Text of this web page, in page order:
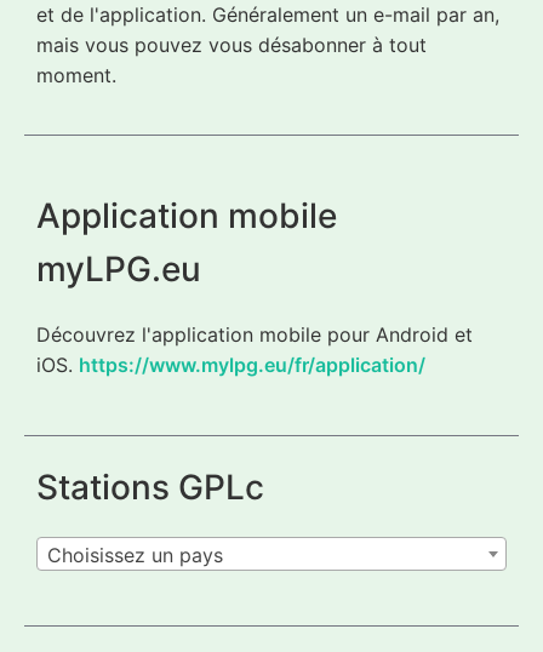
et de l'application. Généralement un e-mail par an,
mais vous pouvez vous désabonner à tout
moment.
Application mobile
myLPG.eu
Découvrez l'application mobile pour Android et
iOS. https://www.mylpg.eu/fr/application/
Stations GPLc
Choisissez un pays